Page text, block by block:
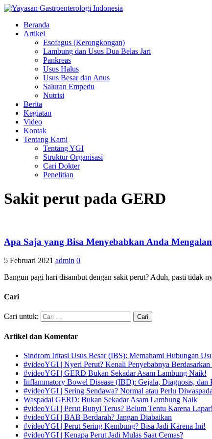
Beranda
Artikel
Esofagus (Kerongkongan)
Lambung dan Usus Dua Belas Jari
Pankreas
Usus Halus
Usus Besar dan Anus
Saluran Empedu
Nutrisi
Berita
Kegiatan
Video
Kontak
Tentang Kami
Tentang YGI
Struktur Organisasi
Cari Dokter
Penelitian
Sakit perut pada GERD
Apa Saja yang Bisa Menyebabkan Anda
5 Februari 2021 admin 0
Bangun pagi hari disambut dengan sakit perut? Aduh, pasti tidak
Cari
Cari untuk:
Artikel dan Komentar
Sindrom Iritasi Usus Besar (IBS): Memahami Hubungan
#videoYGI | Nyeri Perut? Kenali Penyebabnya
#videoYGI | GERD Bukan Sekadar Asam Lambung Naik!
Inflammatory Bowel Disease (IBD): Gejala, Diagnosis, dan
#videoYGI | Sering Sendawa? Normal atau Perlu
Waspadai GERD: Bukan Sekadar Asam Lambung Naik
#videoYGI | Perut Bunyi Terus? Belum Tentu Karena Lapar!
#videoYGI | BAB Berdarah? Jangan Diabaikan
#videoYGI | Perut Sering Kembung? Bisa Jadi Karena Ini!
#videoYGI | Kenapa Perut Jadi Mulas Saat Cemas?